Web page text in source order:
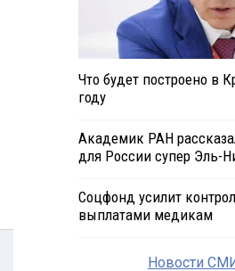
Что будет построено в
году
Академик РАН
для России супер Эль-
Соцфонд усилит
выплатами медикам
Новости